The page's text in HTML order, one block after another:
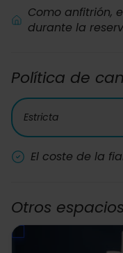
Como anfitrión,
durante la
Política de
Estricta
El coste de la
Otros